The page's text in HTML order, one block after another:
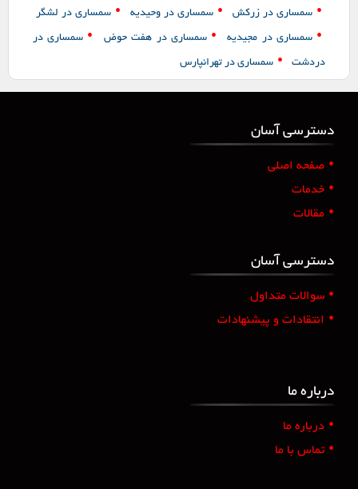
• سمساری در زرکش • سمساری در وحیدیه • سمساری در لشگر
• سمساری در مجیدیه • سمساری در هفت حوض • سمساری در
دردشت • سمساری در تهرانپارس
دسترسی آسان
• صفحه اصلی
• خدمات
• مقالات
دسترسی آسان
• سوالات متداول
• انتقادات و پیشنهادات
درباره ما
• درباره ما
• تماس با ما